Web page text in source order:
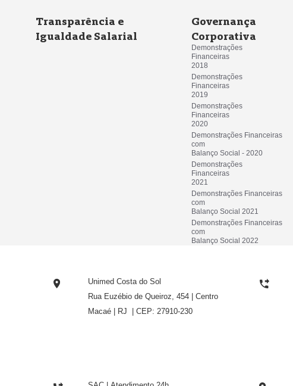
Transparência e
Igualdade Salarial
Governança
Corporativa
Demonstrações
Financeiras
2018
Demonstrações
Financeiras
2019
Demonstrações
Financeiras
2020
Demonstrações Financeiras
com
Balanço Social - 2020
Demonstrações
Financeiras
2021
Demonstrações Financeiras
com
Balanço Social 2021
Demonstrações Financeiras
com
Balanço Social 2022
Unimed Costa do Sol
Rua Euzébio de Queiroz, 454 | Centro
Macaé | RJ  | CEP: 27910-230